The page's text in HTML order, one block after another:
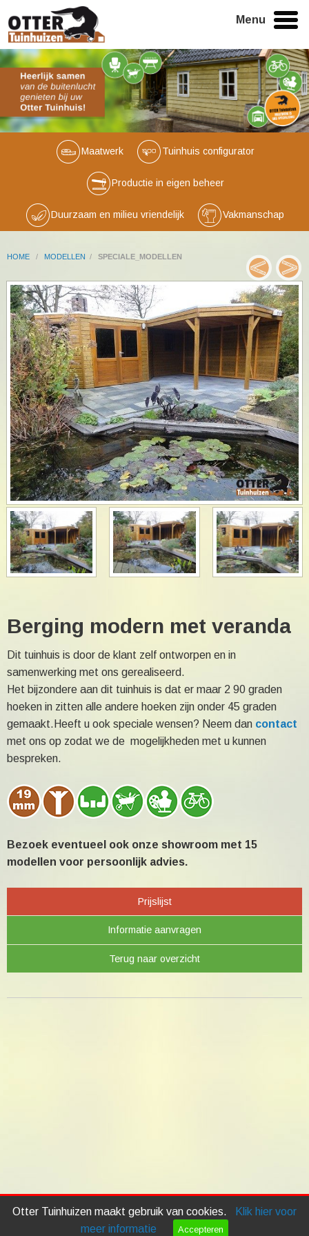
Menu
Maatwerk Tuinhuis configurator
Productie in eigen beheer
Duurzaam en milieu vriendelijk Vakmanschap
HOME / MODELLEN / SPECIALE_MODELLEN
Berging modern met veranda
Dit tuinhuis is door de klant zelf ontworpen en in
samenwerking met ons gerealiseerd.
Het bijzondere aan dit tuinhuis is dat er maar 2 90 graden
hoeken in zitten alle andere hoeken zijn onder 45 graden
gemaakt.Heeft u ook speciale wensen? Neem dan contact
met ons op zodat we de mogelijkheden met u kunnen
bespreken.
Bezoek eventueel ook onze showroom met 15
modellen voor persoonlijk advies.
Prijslijst
Informatie aanvragen
Terug naar overzicht
Otter Tuinhuizen maakt gebruik van cookies.
Klik hier voor
meer informatie
Accepteren